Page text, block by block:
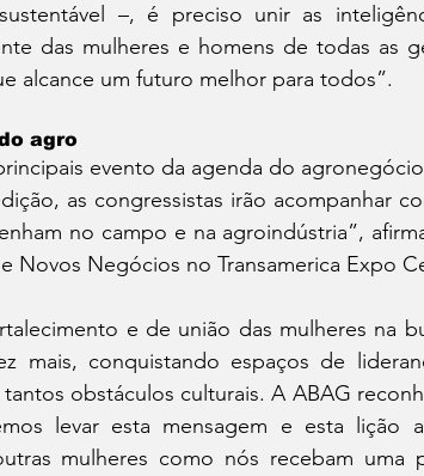
–, é preciso unir as
das mulheres e homens de todas as
alcance um futuro melhor para todos”.
agro
evento da agenda do
as congressistas irão acompanhar
no campo e na agroindústria”,
Novos Negócios no Transamerica Expo
e de união das mulheres na
mais, conquistando espaços de
obstáculos culturais. A ABAG
levar esta mensagem e esta lição
mulheres como nós recebam uma